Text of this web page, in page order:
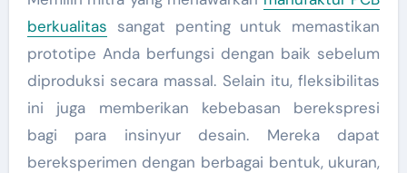
berkualitas sangat penting untuk memastikan
prototipe Anda berfungsi dengan baik sebelum
diproduksi secara massal. Selain itu, fleksibilitas
ini juga memberikan kebebasan berekspresi
bagi para insinyur desain. Mereka dapat
bereksperimen dengan berbagai bentuk, ukuran,